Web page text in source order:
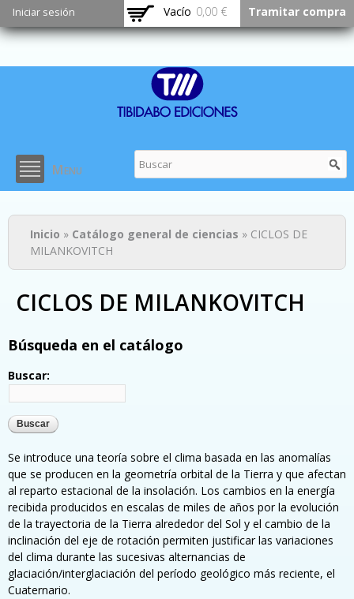
Pasar al
contenido
principal
Iniciar sesión Vacío 0,00 € Tramitar compra
Menu
Usted está aquí
Inicio » Catálogo general de ciencias » CICLOS DE
MILANKOVITCH
CICLOS DE MILANKOVITCH
Búsqueda en el catálogo
Buscar:
Se introduce una teoría sobre el clima basada en las anomalías
que se producen en la geometría orbital de la Tierra y que afectan
al reparto estacional de la insolación. Los cambios en la energía
recibida producidos en escalas de miles de años por la evolución
de la trayectoria de la Tierra alrededor del Sol y el cambio de la
inclinación del eje de rotación permiten justificar las variaciones
del clima durante las sucesivas alternancias de
glaciación/interglaciación del período geológico más reciente, el
Cuaternario.